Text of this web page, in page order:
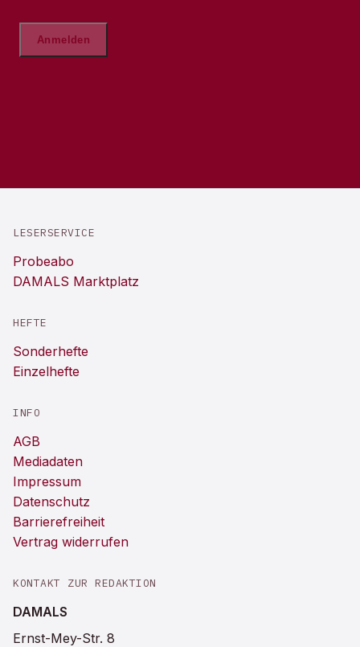
LESERSERVICE
Probeabo
DAMALS Marktplatz
HEFTE
Sonderhefte
Einzelhefte
INFO
AGB
Mediadaten
Impressum
Datenschutz
Barrierefreiheit
Vertrag widerrufen
KONTAKT ZUR REDAKTION
DAMALS
Ernst-Mey-Str. 8